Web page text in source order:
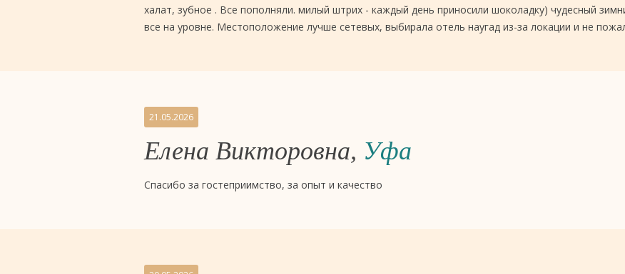
халат, зубное . Все пополняли. милый штрих - каждый день приносили шоколадку) чудесный
все на уровне. Местоположение лучше сетевых, выбирала отель наугад из-за локации и не
21.05.2026
Елена Викторовна, Уфа
Спасибо за гостеприимство, за опыт и качество